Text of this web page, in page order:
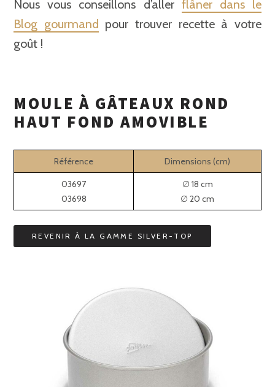
Nous vous conseillons d’aller flâner dans le
Blog gourmand pour trouver recette à votre
goût !
MOULE À GÂTEAUX ROND
HAUT FOND AMOVIBLE
Référence Dimensions (cm)
03697
03698
∅ 18 cm
∅ 20 cm